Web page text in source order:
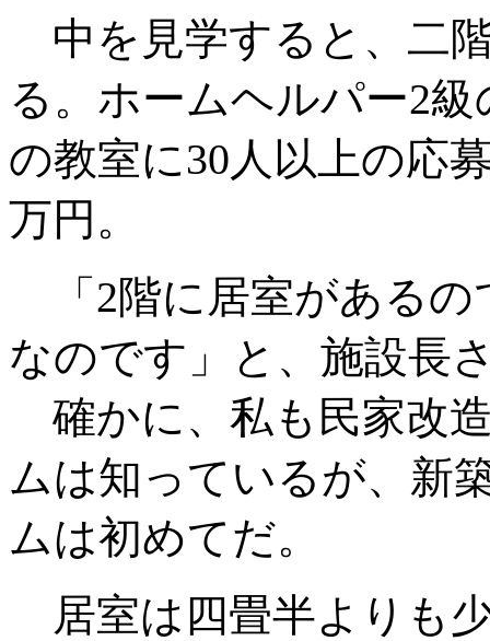
中を見学すると、二
る。ホームヘルパー2
の教室に30人以上の応
万円。
「2階に居室があるの
なのです」と、施設長
確かに、私も民家改
ムは知っているが、新
ムは初めてだ。
居室は四畳半よりも